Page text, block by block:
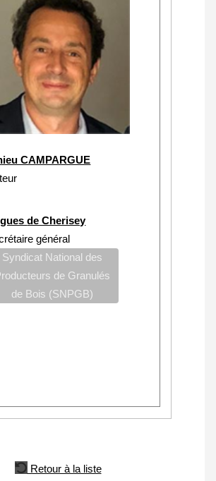
CAMPARGUE
Hugues de Cherisey
général
Syndicat National des
de Granulés
de Bois (SNPGB)
Retour à la liste